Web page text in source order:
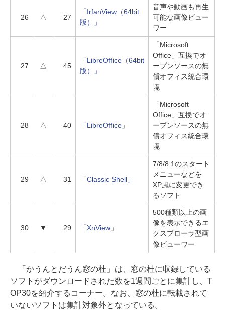
26 △ 27
「IrfanView（64bit
版）」
音声や動画も再生
可能な画像ビュー
ワー
27 △ 45
「LibreOffice（64bit
版）」
「Microsoft
Office」互換でオ
ープンソースの無
償オフィス統合環
境
28 △ 40 「LibreOffice」
「Microsoft
Office」互換でオ
ープンソースの無
償オフィス統合環
境
29 △ 31 「Classic Shell」
7/8/8.1のスタート
メニューなどを
XP風に変更でき
るソフト
30 ▼ 29 「XnView」
500種類以上の画
像を表示できるエ
クスプローラ型画
像ビューワー
「かうんとだうん窓の杜」は、窓の杜に収録している
ソフトがダウンロードされた数を1週間ごとに集計し、T
OP30を紹介するコーナー。なお、窓の杜に転載されて
いないソフトは集計対象外となっている。